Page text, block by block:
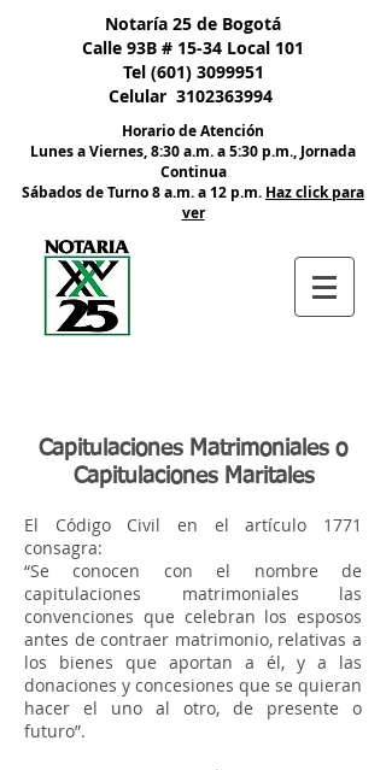
Notaría 25 de Bogotá
Calle 93B # 15-34 Local 101
Tel (601) 3099951
Celular 3102363994
Horario de Atención
Lunes a Viernes, 8:30 a.m. a 5:30 p.m., Jornada
Continua
​Sábados de Turno 8 a.m. a 12 p.m. Haz click para
ver
Capitulaciones Matrimoniales o
Capitulaciones Maritales
El Código Civil en el artículo 1771
consagra:
“Se conocen con el nombre de
capitulaciones matrimoniales las
convenciones que celebran los esposos
antes de contraer matrimonio, relativas a
los bienes que aportan a él, y a las
donaciones y concesiones que se quieran
hacer el uno al otro, de presente o
futuro”.